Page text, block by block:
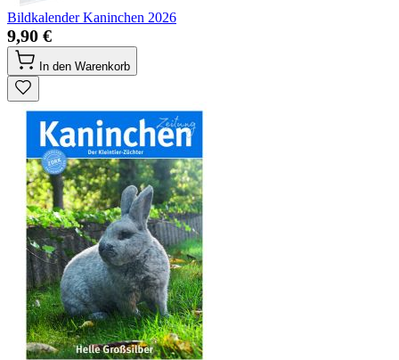
Bildkalender Kaninchen 2026
9,90 €
In den Warenkorb